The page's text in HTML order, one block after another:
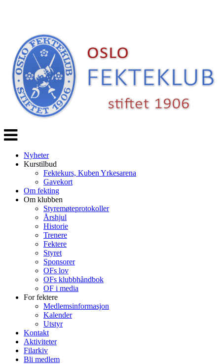
Veksle
navigasjon
Nyheter
Kurstilbud
Fektekurs, Kuben Yrkesarena
Gavekort
Om fekting
Om klubben
Styremøteprotokoller
Årshjul
Historie
Trenere
Fektere
Styret
Sponsorer
OFs lov
OFs klubbhåndbok
OF i media
For fektere
Medlemsinformasjon
Kalender
Utstyr
Kontakt
Aktiviteter
Filarkiv
Bli medlem